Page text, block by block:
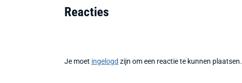
Reacties
Je moet ingelogd zijn om een reactie te kunnen plaatsen.